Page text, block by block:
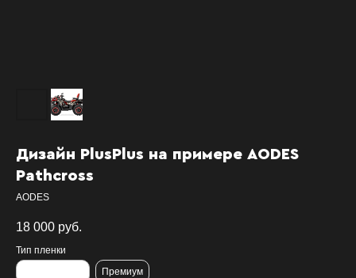
Дизайн PlusPlus на примере AODES
Pathcross
AODES
18 000 руб.
Тип пленки
Премиум